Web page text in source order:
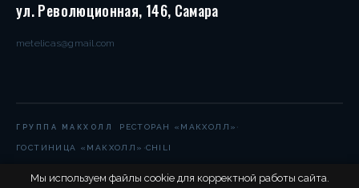
Мы используем файлы cookie для корректной работы сайта.
ул. Революционная, 146, Самара
metelicas@gmail.com
ГРУППА МАКХОЛЛ РЕСТОРАН «МАКХОЛЛ» ·
ГОСТИНИЦА «МАКХОЛЛ» ·CHILI